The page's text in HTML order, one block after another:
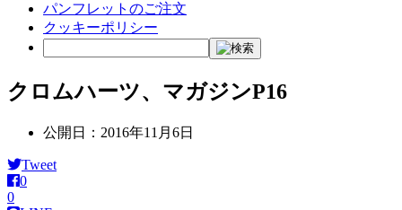
パンフレットのご注文
クッキーポリシー
クロムハーツ、マガジンP16
公開日： 2016年11月6日
Tweet
0
0